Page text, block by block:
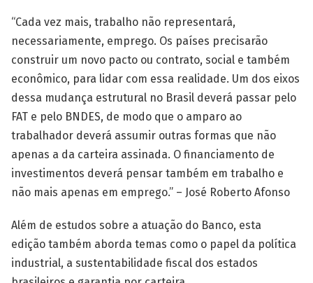
“Cada vez mais, trabalho não representará,
necessariamente, emprego. Os países precisarão
construir um novo pacto ou contrato, social e também
econômico, para lidar com essa realidade. Um dos eixos
dessa mudança estrutural no Brasil deverá passar pelo
FAT e pelo BNDES, de modo que o amparo ao
trabalhador deverá assumir outras formas que não
apenas a da carteira assinada. O financiamento de
investimentos deverá pensar também em trabalho e
não mais apenas em emprego.” – José Roberto Afonso
Além de estudos sobre a atuação do Banco, esta
edição também aborda temas como o papel da política
industrial, a sustentabilidade fiscal dos estados